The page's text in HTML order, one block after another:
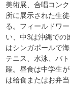
美術展、合唱コン
所に展示された生
る。フィールドワ
い、中3は沖縄での
はシンガポールで
テニス、水泳、バ
躍。昼食は中学生
は給食またはお弁